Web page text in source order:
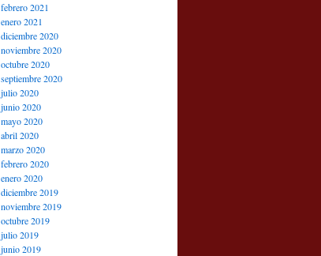
febrero 2021
enero 2021
diciembre 2020
noviembre 2020
octubre 2020
septiembre 2020
julio 2020
junio 2020
mayo 2020
abril 2020
marzo 2020
febrero 2020
enero 2020
diciembre 2019
noviembre 2019
octubre 2019
julio 2019
junio 2019